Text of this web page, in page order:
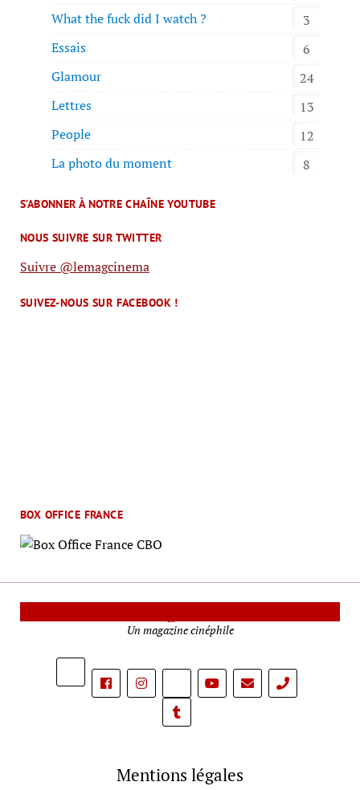
What the fuck did I watch ?
3
Essais
6
Glamour
24
Lettres
13
People
12
La photo du moment
8
S’ABONNER À NOTRE CHAÎNE YOUTUBE
NOUS SUIVRE SUR TWITTER
Suivre @lemagcinema
SUIVEZ-NOUS SUR FACEBOOK !
BOX OFFICE FRANCE
Un magazine cinéphile
phone
Mentions légales